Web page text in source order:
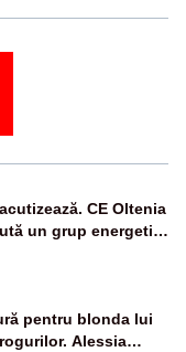
CE Oltenia
un grup energetic
pentru blonda lui
Alessia